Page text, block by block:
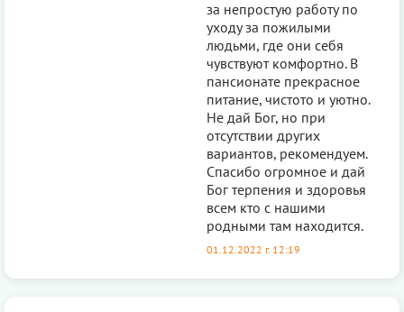
за непростую работу по
уходу за пожилыми
людьми, где они себя
чувствуют комфортно. В
пансионате прекрасное
питание, чистото и уютно.
Не дай Бог, но при
отсутствии других
вариантов, рекомендуем.
Спасибо огромное и дай
Бог терпения и здоровья
всем кто с нашими
родными там находится.
01.12.2022 г. 12:19